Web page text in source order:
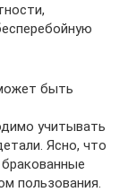
быть
учитывать
Ясно, что
пользования.